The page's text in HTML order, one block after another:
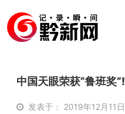
中国天眼荣获“鲁班奖
发表于： 2019年12月11日